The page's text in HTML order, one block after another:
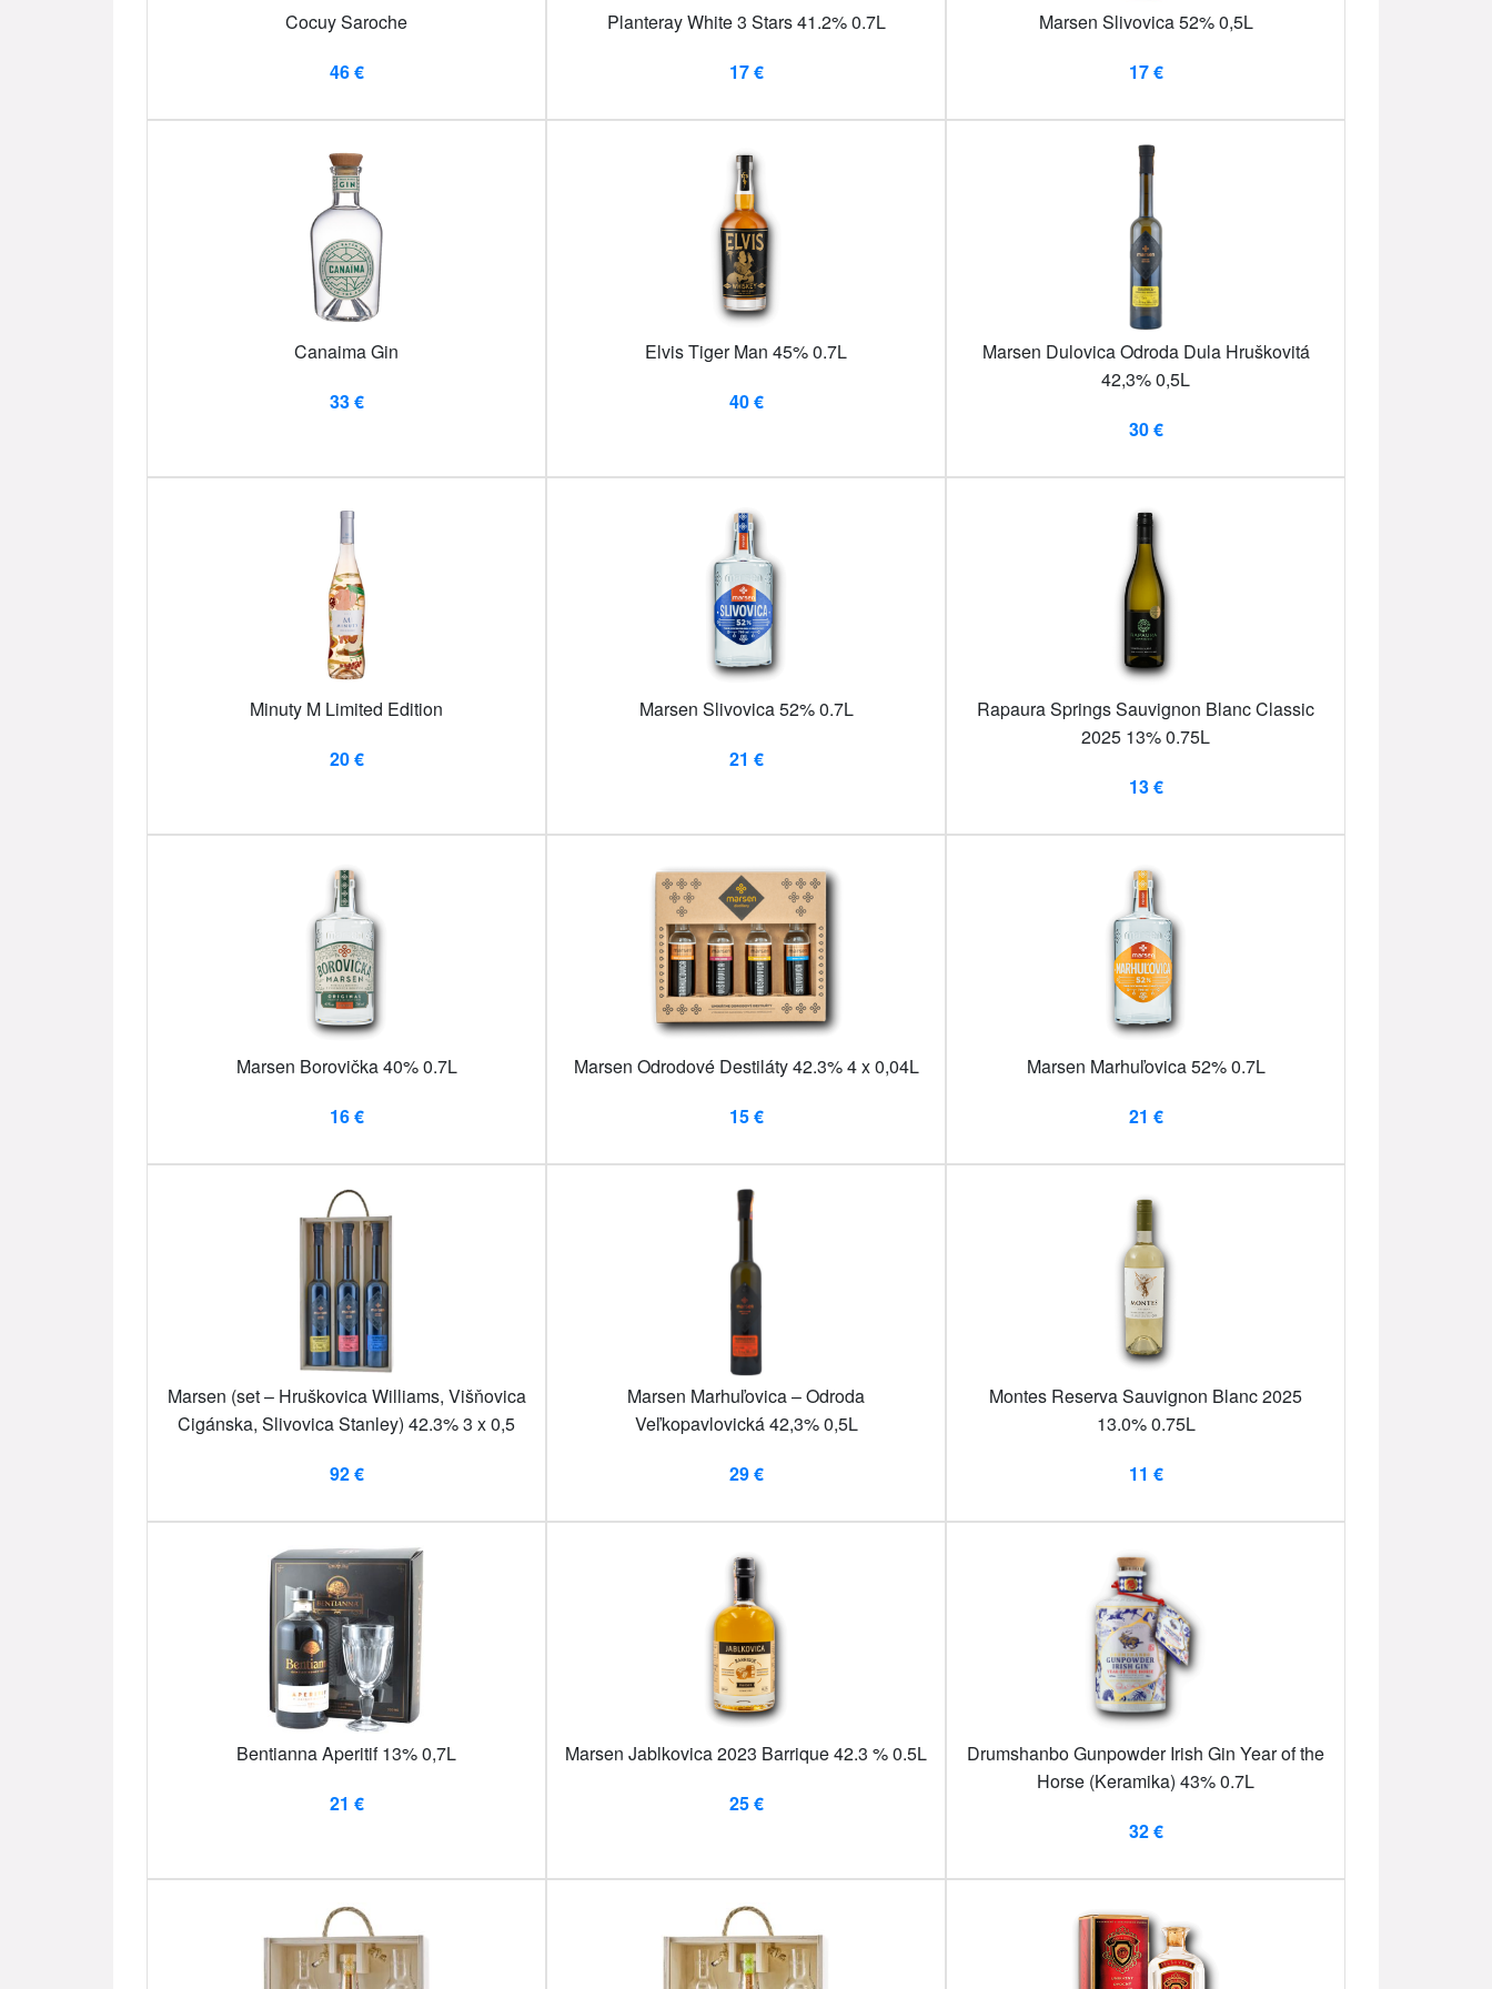
Cocuy Saroche
46 €
Planteray White 3 Stars 41.2% 0.7L
17 €
Marsen Slivovica 52% 0,5L
17 €
Canaima Gin
33 €
Elvis Tiger Man 45% 0.7L
40 €
Marsen Dulovica Odroda Dula Hruškovitá
42,3% 0,5L
30 €
Minuty M Limited Edition
20 €
Marsen Slivovica 52% 0.7L
21 €
Rapaura Springs Sauvignon Blanc Classic
2025 13% 0.75L
13 €
Marsen Borovička 40% 0.7L
16 €
Marsen Odrodové Destiláty 42.3% 4 x 0,04L
15 €
Marsen Marhuľovica 52% 0.7L
21 €
Marsen (set – Hruškovica Williams, Višňovica
Cigánska, Slivovica Stanley) 42.3% 3 x 0,5
92 €
Marsen Marhuľovica – Odroda
Veľkopavlovická 42,3% 0,5L
29 €
Montes Reserva Sauvignon Blanc 2025
13.0% 0.75L
11 €
Bentianna Aperitif 13% 0,7L
21 €
Marsen Jablkovica 2023 Barrique 42.3 % 0.5L
25 €
Drumshanbo Gunpowder Irish Gin Year of the
Horse (Keramika) 43% 0.7L
32 €